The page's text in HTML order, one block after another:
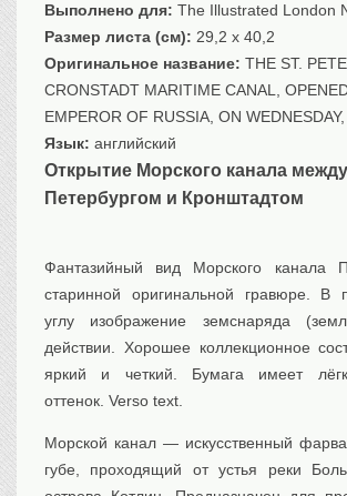
Архитектура
Техника
Букинистика
Медицина
Досуг
Разное
Выполнено для: The Illustrated London
Размер листа (см): 29,2 x 40,2
Оригинальное название: THE ST.
CRONSTADT MARITIME CANAL,
EMPEROR OF RUSSIA, ON
Язык: английский
Открытие Морского канала
Петербургом и Кронштадтом
Фантазийный вид Морского канала
старинной оригинальной гравюре. В
углу изображение земснаряда
действии. Хорошее коллекционное
яркий и четкий. Бумага имеет
оттенок. Verso text.
Морской канал — искусственный
губе, проходящий от устья реки